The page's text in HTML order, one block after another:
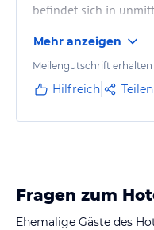
befindet sich in
einem dunklen
Mehr anzeigen
Meilengutschrift erhalten
Hilfreich Teilen
Fragen zum
Ehemalige Gäste des